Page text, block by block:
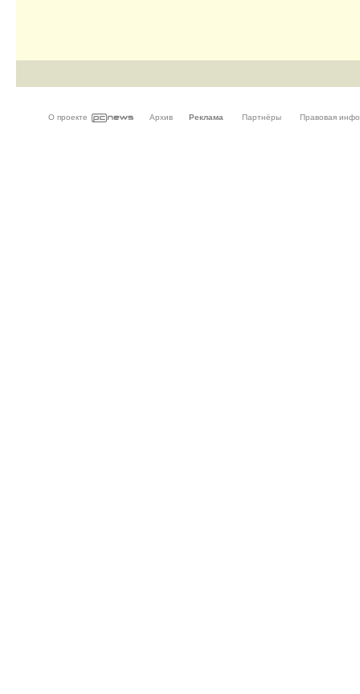
О проекте Архив Реклама Партнёры Правовая